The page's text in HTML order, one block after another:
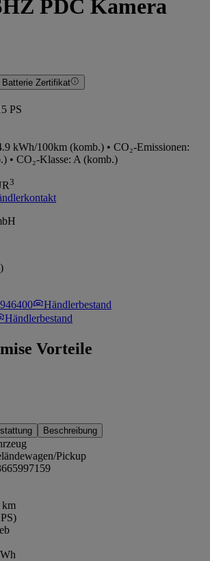
PDC Kamera
Batterie Zertifikat
PS
kWh/100km (komb.) • CO₂-Emissionen:
• CO₂-Klasse: A (komb.)
3
Händlerbestand
Händlerbestand
Vorteile
Beschreibung
Pickup
km